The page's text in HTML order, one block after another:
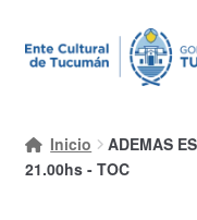
Ir
a
Ir
al
Mi cuenta
Inicio
ADEMAS
21.00hs - TOC